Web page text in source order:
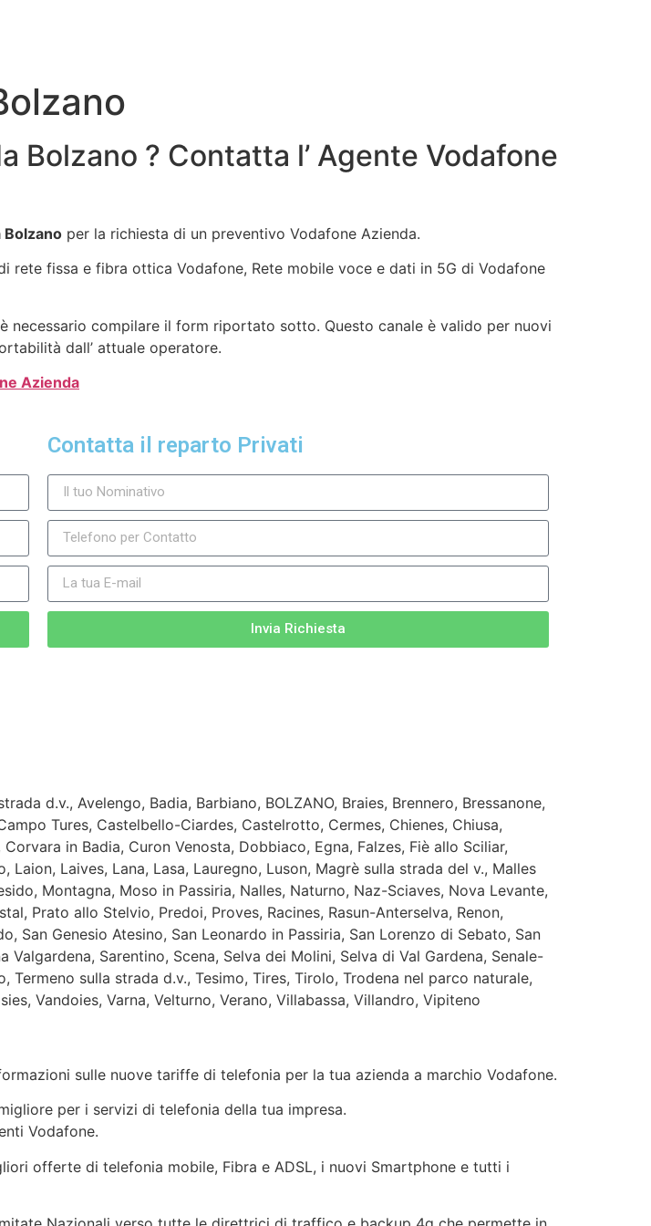
Bolzano ? Contatta l’ Agente Vodafone
per la richiesta di un preventivo Vodafone Azienda.
fissa e fibra ottica Vodafone, Rete mobile voce e dati in 5G di Vodafone
è necessario compilare il form riportato sotto. Questo canale è valido per nuovi
dall’ attuale operatore.
Azienda
Contatta il reparto Privati
Invia Richiesta
d.v., Avelengo, Badia, Barbiano, BOLZANO, Braies, Brennero, Bressanone,
Tures, Castelbello-Ciardes, Castelrotto, Cermes, Chienes, Chiusa,
in Badia, Curon Venosta, Dobbiaco, Egna, Falzes, Fiè allo Sciliar,
Laion, Laives, Lana, Lasa, Lauregno, Luson, Magrè sulla strada del v., Malles
Montagna, Moso in Passiria, Nalles, Naturno, Naz-Sciaves, Nova Levante,
Prato allo Stelvio, Predoi, Proves, Racines, Rasun-Anterselva, Renon,
San Genesio Atesino, San Leonardo in Passiria, San Lorenzo di Sebato, San
Sarentino, Scena, Selva dei Molini, Selva di Val Gardena, Senale-
Termeno sulla strada d.v., Tesimo, Tires, Tirolo, Trodena nel parco naturale,
Vandoies, Varna, Velturno, Verano, Villabassa, Villandro, Vipiteno
sulle nuove tariffe di telefonia per la tua azienda a marchio Vodafone.
per i servizi di telefonia della tua impresa.
Vodafone.
offerte di telefonia mobile, Fibra e ADSL, i nuovi Smartphone e tutti i